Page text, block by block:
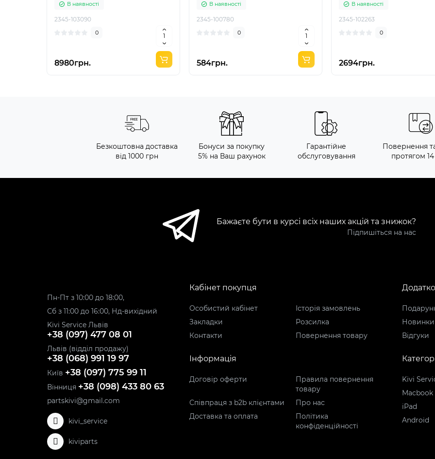
В наявності
2345-103090
0
8980грн.
В наявності
2345-100780
0
584грн.
В наявності
2345-102263
0
2694грн.
Безкоштовна доставка
від 1000 грн
Бонуси за покупку
5% на Ваш рахунок
Гарантійне
обслуговування
Повернення
протягом 14
Бажаєте бути в курсі всіх наших акцій та знижок?
Підпишіться на нас
Пн-Пт з 10:00 до 18:00,
Сб з 11:00 до 16:00, Нд-вихідний
Kivi Service Львів
+38 (097) 477 08 01
Львів (відділ продажу)
+38 (068) 991 19 97
Київ +38 (097) 775 99 11
Вінниця +38 (098) 433 80 63
partskivi@gmail.com
kivi_service
kiviparts
Кабінет покупця
Особистий кабінет
Історія замовлень
Закладки
Розсилка
Контакти
Повернення товару
Новинки
Відгуки
Інформація
Договір оферти
Правила повернення
товару
Співпраця з b2b клієнтами
Про нас
Доставка та оплата
Політика
конфіденційності
Kivi
Macbook
iPad
Android